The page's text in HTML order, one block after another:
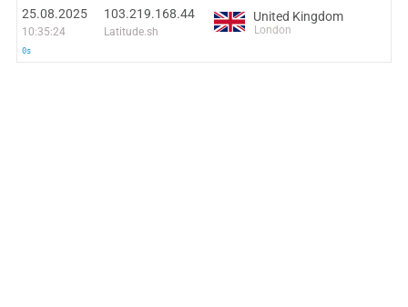
25.08.2025
10:35:24
0s
103.219.168.44
Latitude.sh
United Kingdom
London